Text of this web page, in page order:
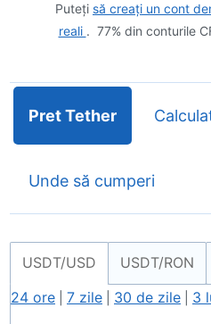
Puteți să creați un cont
reali . 77% din conturile
Pret Tether
Unde să cumperi
USDT/USD USDT/RON
24 ore
7 zile 30 de zile 3